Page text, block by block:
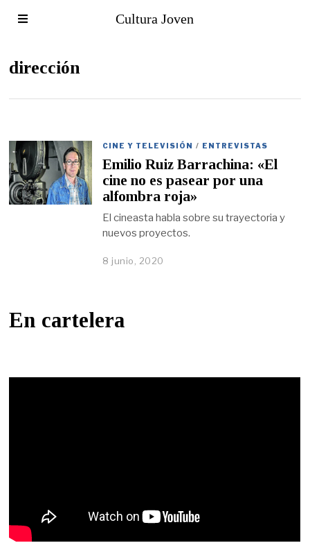
Cultura Joven
dirección
CINE Y TELEVISIÓN / ENTREVISTAS
Emilio Ruiz Barrachina: «El
cine no es pasear por una
alfombra roja»
El cineasta habla sobre su trayectoria y
nuevos proyectos.
8 junio, 2020
En cartelera